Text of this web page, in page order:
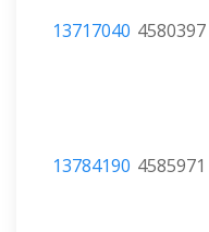
13717040 4580397
13784190 4585971